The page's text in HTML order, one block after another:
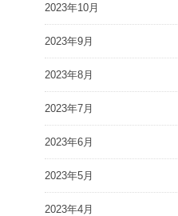
2023年10月
2023年9月
2023年8月
2023年7月
2023年6月
2023年5月
2023年4月